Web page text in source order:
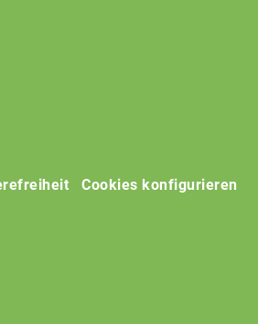
Cookies konfigurieren